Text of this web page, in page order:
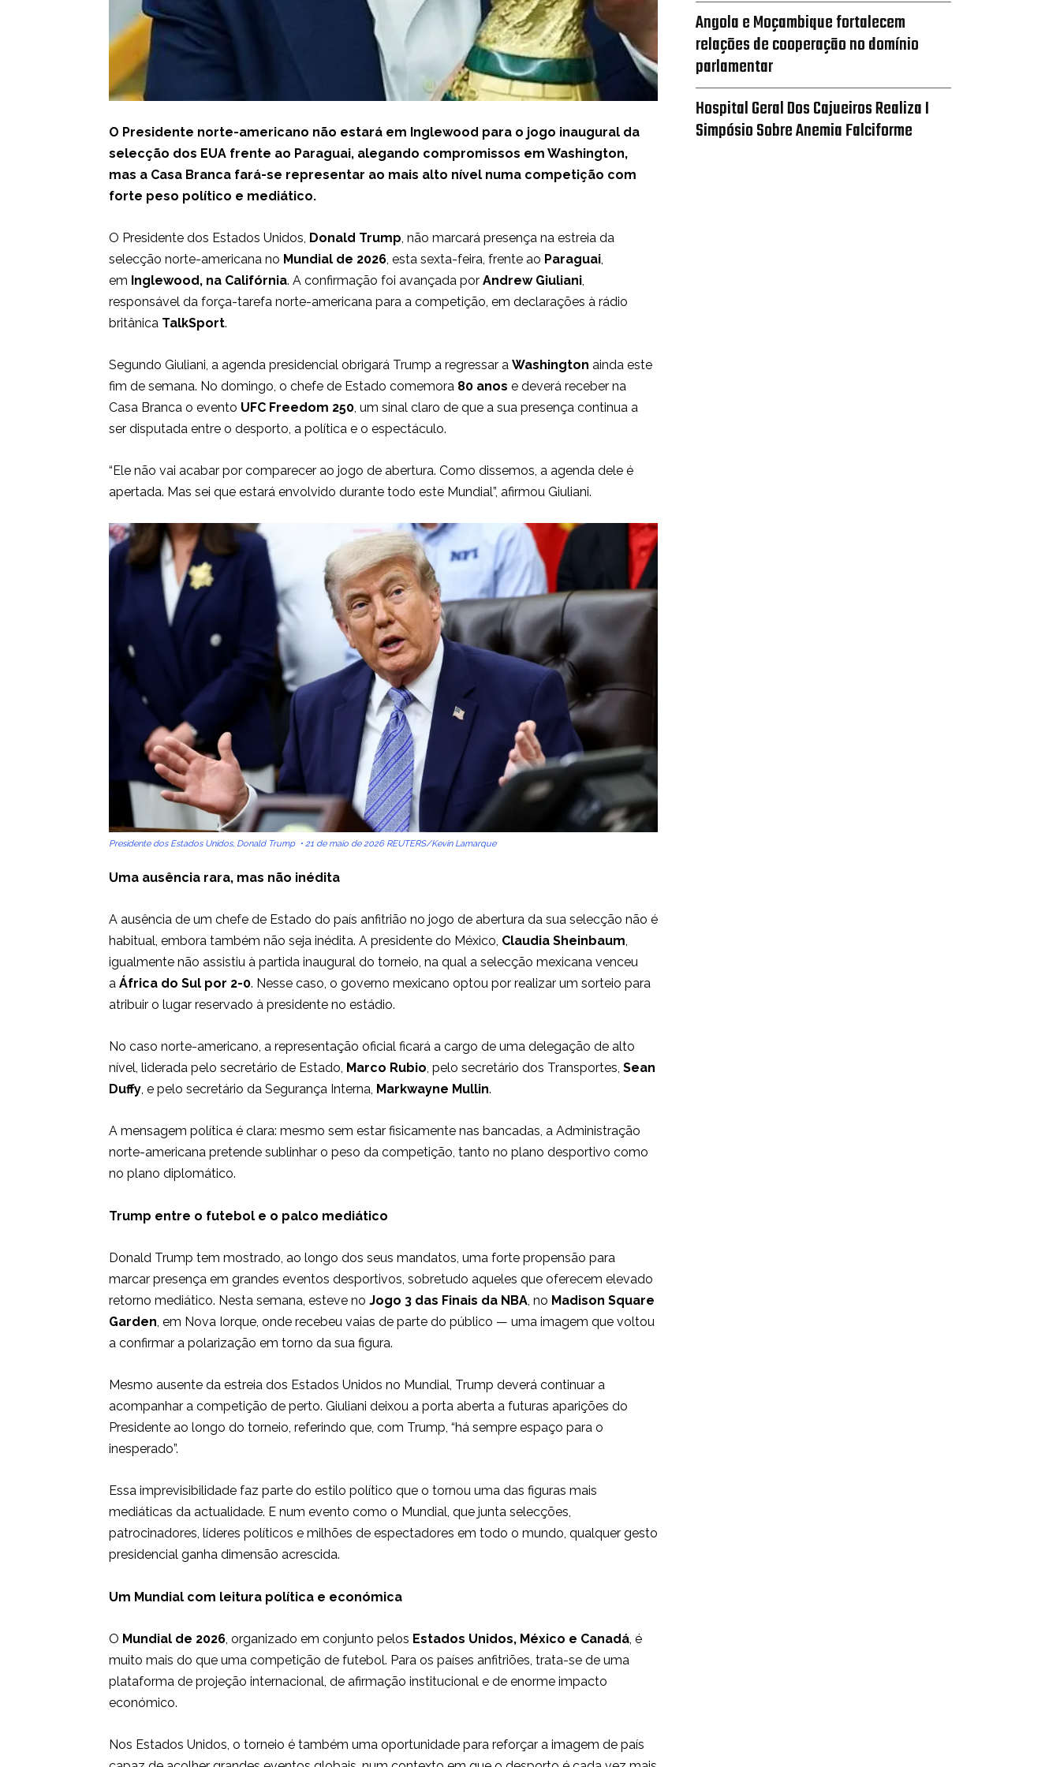
O Presidente norte-americano não estará em Inglewood para o jogo inaugural da
selecção dos EUA frente ao Paraguai, alegando compromissos em Washington,
mas a Casa Branca fará-se representar ao mais alto nível numa competição com
forte peso político e mediático.
O Presidente dos Estados Unidos, Donald Trump, não marcará presença na estreia da
selecção norte-americana no Mundial de 2026, esta sexta-feira, frente ao Paraguai,
em Inglewood, na Califórnia. A confirmação foi avançada por Andrew Giuliani,
responsável da força-tarefa norte-americana para a competição, em declarações à rádio
britânica TalkSport.
Segundo Giuliani, a agenda presidencial obrigará Trump a regressar a Washington ainda este
fim de semana. No domingo, o chefe de Estado comemora 80 anos e deverá receber na
Casa Branca o evento UFC Freedom 250, um sinal claro de que a sua presença continua a
ser disputada entre o desporto, a política e o espectáculo.
“Ele não vai acabar por comparecer ao jogo de abertura. Como dissemos, a agenda dele é
apertada. Mas sei que estará envolvido durante todo este Mundial”, afirmou Giuliani.
Presidente dos Estados Unidos, Donald Trump • 21 de maio de 2026 REUTERS/Kevin Lamarque
Uma ausência rara, mas não inédita
A ausência de um chefe de Estado do país anfitrião no jogo de abertura da sua selecção não é
habitual, embora também não seja inédita. A presidente do México, Claudia Sheinbaum,
igualmente não assistiu à partida inaugural do torneio, na qual a selecção mexicana venceu
a África do Sul por 2-0. Nesse caso, o governo mexicano optou por realizar um sorteio para
atribuir o lugar reservado à presidente no estádio.
No caso norte-americano, a representação oficial ficará a cargo de uma delegação de alto
nível, liderada pelo secretário de Estado, Marco Rubio, pelo secretário dos Transportes, Sean
Duffy, e pelo secretário da Segurança Interna, Markwayne Mullin.
A mensagem política é clara: mesmo sem estar fisicamente nas bancadas, a Administração
norte-americana pretende sublinhar o peso da competição, tanto no plano desportivo como
no plano diplomático.
Trump entre o futebol e o palco mediático
Donald Trump tem mostrado, ao longo dos seus mandatos, uma forte propensão para
marcar presença em grandes eventos desportivos, sobretudo aqueles que oferecem elevado
retorno mediático. Nesta semana, esteve no Jogo 3 das Finais da NBA, no Madison Square
Garden, em Nova Iorque, onde recebeu vaias de parte do público — uma imagem que voltou
a confirmar a polarização em torno da sua figura.
Mesmo ausente da estreia dos Estados Unidos no Mundial, Trump deverá continuar a
acompanhar a competição de perto. Giuliani deixou a porta aberta a futuras aparições do
Presidente ao longo do torneio, referindo que, com Trump, “há sempre espaço para o
inesperado”.
Essa imprevisibilidade faz parte do estilo político que o tornou uma das figuras mais
mediáticas da actualidade. E num evento como o Mundial, que junta selecções,
patrocinadores, líderes políticos e milhões de espectadores em todo o mundo, qualquer gesto
presidencial ganha dimensão acrescida.
Um Mundial com leitura política e económica
O Mundial de 2026, organizado em conjunto pelos Estados Unidos, México e Canadá, é
muito mais do que uma competição de futebol. Para os países anfitriões, trata-se de uma
plataforma de projeção internacional, de afirmação institucional e de enorme impacto
económico.
Nos Estados Unidos, o torneio é também uma oportunidade para reforçar a imagem de país
Angola e Moçambique fortalecem
relações de cooperação no domínio
parlamentar
Hospital Geral Dos Cajueiros Realiza I
Simpósio Sobre Anemia Falciforme